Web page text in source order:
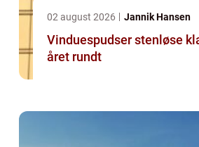
02 august 2026 Jannik Hansen
Vinduespudser stenløse klar udsigt
året rundt